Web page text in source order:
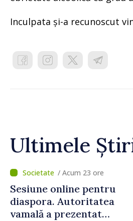
Inculpata și-a recunoscut
Ultimele
/ Acum 23 ore
Sesiune online pentru
diaspora. Autoritatea
vamală a prezentat